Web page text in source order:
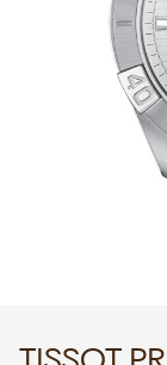
VŠE O
KONTAKT